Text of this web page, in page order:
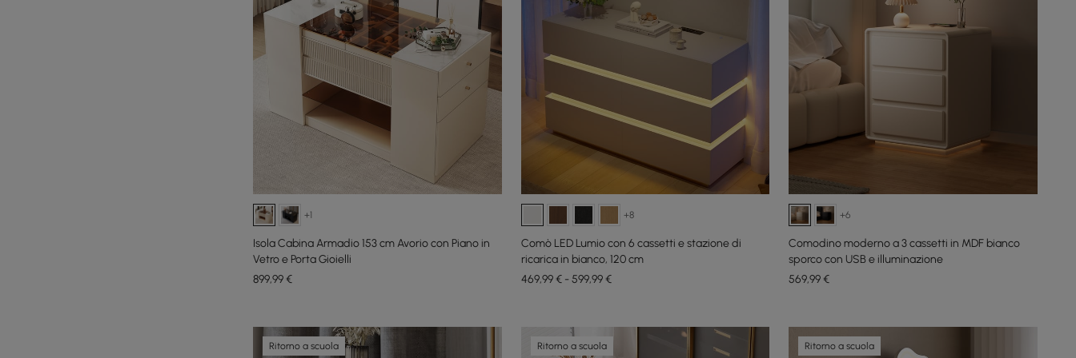
+1
Isola Cabina Armadio 153 cm Avorio con Piano in
Vetro e Porta Gioielli
899,99€
+8
Comò LED Lumio con 6 cassetti e stazione di
ricarica in bianco, 120 cm
469,99 € - 599,99 €
+6
Comodino moderno a 3 cassetti in MDF bianco
sporco con USB e illuminazione
569,99€
Ritorno a scuola Ritorno a scuola Ritorno a scuola